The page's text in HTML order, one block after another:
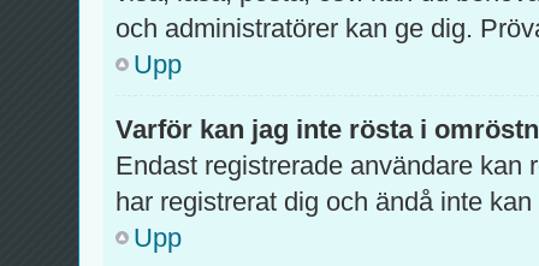
och administratörer kan ge dig.
Upp
Varför kan jag inte rösta i
Endast registrerade användare kan
har registrerat dig och ändå inte
Upp